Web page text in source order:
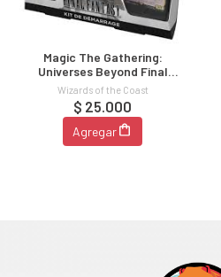
Magic The Gathering:
Universes Beyond Final
Fantasy Starter Kit
Wizards of the Coast
$ 25.000
Agregar